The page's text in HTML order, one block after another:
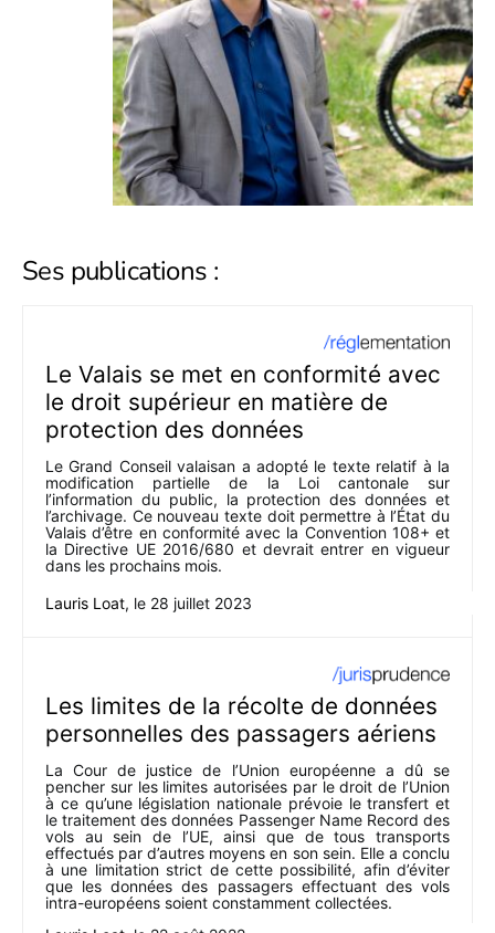
Ses publications :
Le Valais se met en conformité avec
le droit supérieur en matière de
protection des données
Le Grand Conseil valaisan a adopté le texte relatif à la
modification partielle de la Loi cantonale sur
l’information du public, la protection des données et
l’archivage. Ce nouveau texte doit permettre à l’État du
Valais d’être en conformité avec la Convention 108+ et
la Directive UE 2016/680 et devrait entrer en vigueur
dans les prochains mois.
Lauris Loat, le 28 juillet 2023
Les limites de la récolte de données
personnelles des passagers aériens
La Cour de justice de l’Union européenne a dû se
pencher sur les limites autorisées par le droit de l’Union
à ce qu’une législation nationale prévoie le transfert et
le traitement des données Passenger Name Record des
vols au sein de l’UE, ainsi que de tous transports
effectués par d’autres moyens en son sein. Elle a conclu
à une limitation strict de cette possibilité, afin d’éviter
que les données des passagers effectuant des vols
intra-européens soient constamment collectées.